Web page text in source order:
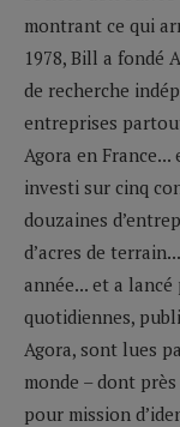
montrant ce qui
1978, Bill a fondé
de recherche
entreprises
Agora en
investi sur cinq
douzaines
d’acres de
année... et a
quotidiennes,
Agora, sont lues
monde – dont
pour mission